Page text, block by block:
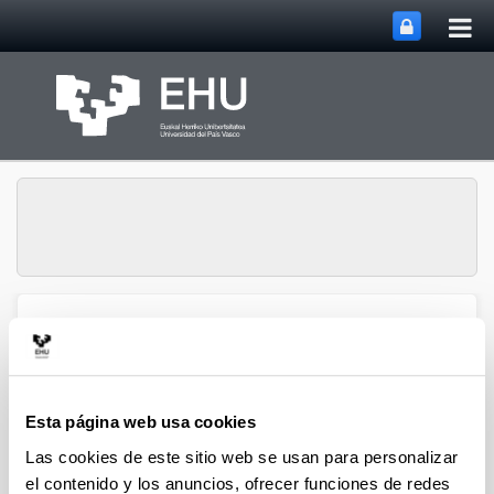
Esta página web usa cookies
Las cookies de este sitio web se usan para personalizar
el contenido y los anuncios, ofrecer funciones de redes
Gestión de la